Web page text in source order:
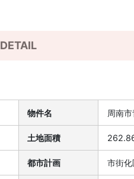
DETAIL
物件名 周南
土地面積
都市計画 市街化